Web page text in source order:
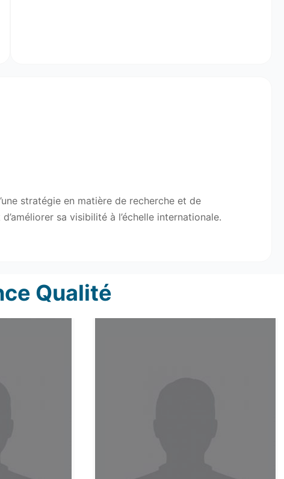
stratégie en matière de recherche et de
sa visibilité à l’échelle internationale.
Qualité